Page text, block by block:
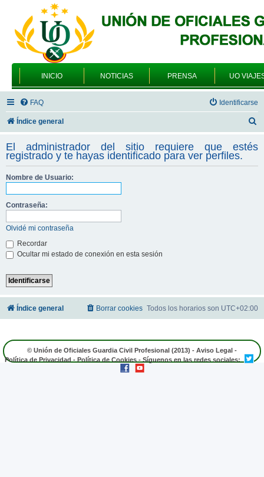
INICIO NOTICIAS PRENSA UO
FAQ Identificarse
Índice general
s
c
El administrador del sitio requiere que estés
registrado y te hayas identificado para ver perfiles.
Nombre de Usuario:
Contraseña:
Olvidé mi contraseña
Recordar
Ocultar mi estado de conexión en esta sesión
Índice general Todos los horarios son UTC+02:00
Borrar cookies
© Unión de Oficiales Guardia Civil Profesional (2013) - Aviso Legal -
Política de Privacidad - Política de Cookies - Síguenos en las redes sociales: